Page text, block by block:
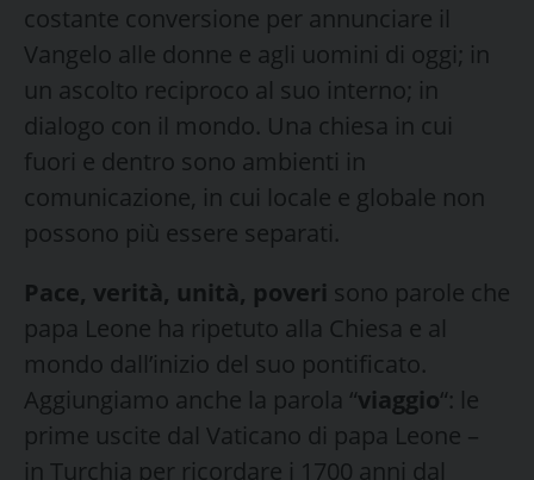
costante conversione per annunciare il
Vangelo alle donne e agli uomini di oggi; in
un ascolto reciproco al suo interno; in
dialogo con il mondo. Una chiesa in cui
fuori e dentro sono ambienti in
comunicazione, in cui locale e globale non
possono più essere separati.
Pace, verità, unità, poveri sono parole che
papa Leone ha ripetuto alla Chiesa e al
mondo dall’inizio del suo pontificato.
Aggiungiamo anche la parola “viaggio“: le
prime uscite dal Vaticano di papa Leone –
in Turchia per ricordare i 1700 anni dal